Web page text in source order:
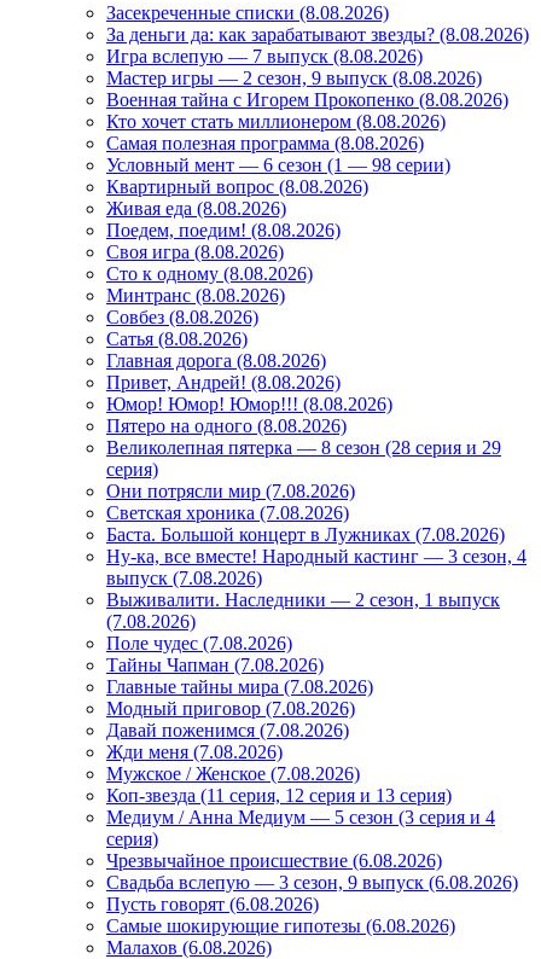
Засекреченные списки (8.08.2026)
За деньги да: как зарабатывают звезды? (8.08.2026)
Игра вслепую — 7 выпуск (8.08.2026)
Мастер игры — 2 сезон, 9 выпуск (8.08.2026)
Военная тайна с Игорем Прокопенко (8.08.2026)
Кто хочет стать миллионером (8.08.2026)
Самая полезная программа (8.08.2026)
Условный мент — 6 сезон (1 — 98 серии)
Квартирный вопрос (8.08.2026)
Живая еда (8.08.2026)
Поедем, поедим! (8.08.2026)
Своя игра (8.08.2026)
Сто к одному (8.08.2026)
Минтранс (8.08.2026)
Совбез (8.08.2026)
Сатья (8.08.2026)
Главная дорога (8.08.2026)
Привет, Андрей! (8.08.2026)
Юмор! Юмор! Юмор!!! (8.08.2026)
Пятеро на одного (8.08.2026)
Великолепная пятерка — 8 сезон (28 серия и 29
серия)
Они потрясли мир (7.08.2026)
Светская хроника (7.08.2026)
Баста. Большой концерт в Лужниках (7.08.2026)
Ну-ка, все вместе! Народный кастинг — 3 сезон, 4
выпуск (7.08.2026)
Выживалити. Наследники — 2 сезон, 1 выпуск
(7.08.2026)
Поле чудес (7.08.2026)
Тайны Чапман (7.08.2026)
Главные тайны мира (7.08.2026)
Модный приговор (7.08.2026)
Давай поженимся (7.08.2026)
Жди меня (7.08.2026)
Мужское / Женское (7.08.2026)
Коп-звезда (11 серия, 12 серия и 13 серия)
Медиум / Анна Медиум — 5 сезон (3 серия и 4
серия)
Чрезвычайное происшествие (6.08.2026)
Свадьба вслепую — 3 сезон, 9 выпуск (6.08.2026)
Пусть говорят (6.08.2026)
Самые шокирующие гипотезы (6.08.2026)
Малахов (6.08.2026)